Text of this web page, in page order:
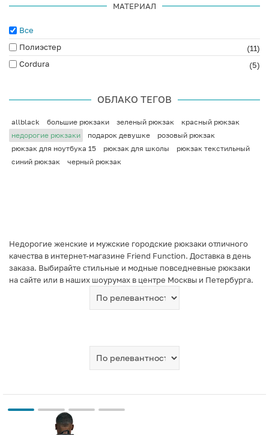
МАТЕРИАЛ
Все
Полиэстер
(11)
Cordura
(5)
ОБЛАКО ТЕГОВ
allblack большие рюкзаки зеленый рюкзак
красный рюкзак
недорогие рюкзаки
подарок девушке
розовый рюкзак
рюкзак для ноутбука 15
рюкзак для школы
рюкзак текстильный
синий рюкзак
черный рюкзак
Недорогие женские и мужские городские рюкзаки отличного
качества в интернет-магазине Friend Function. Доставка в день
заказа. Выбирайте стильные и модные повседневные рюкзаки
на сайте или в наших шоурумах в центре Москвы и Петербурга.